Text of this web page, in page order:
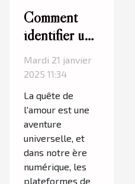
Comment
identifier une
plateforme
de
rencontres
musulmanes
fiable et
sérieuse
Mardi 21 janvier
2025 11:34
La quête de
l'amour est une
aventure
universelle, et
dans notre ère
numérique, les
plateformes de